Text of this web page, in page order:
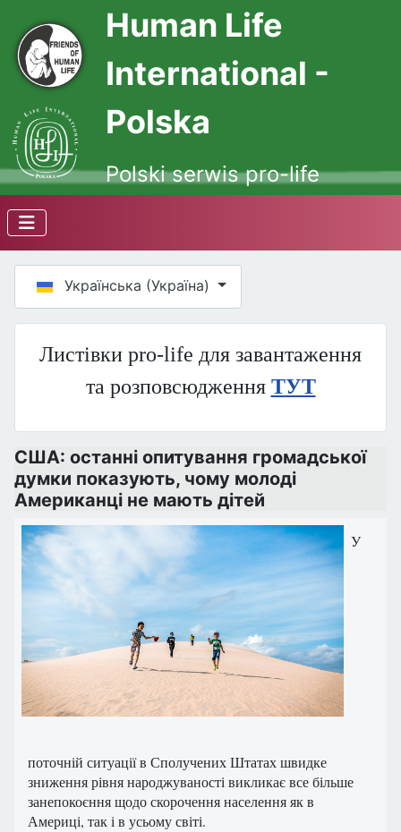
Human Life
International -
Polska
Polski serwis pro-life
Оберіть свою мову
Українська (Україна)
Листівки pro-life для завантаження
та розповсюдження ТУТ
США: останні опитування громадської
думки показують, чому молоді
Американці не мають дітей
У
поточній ситуації в Сполучених Штатах швидке
зниження рівня народжуваності викликає все більше
занепокоєння щодо скорочення населення як в
Америці, так і в усьому світі.